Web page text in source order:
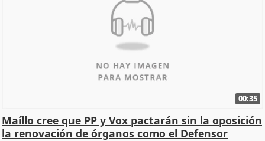
00:35
Maíllo cree que PP y Vox pactarán sin la oposición
la renovación de órganos como el Defensor